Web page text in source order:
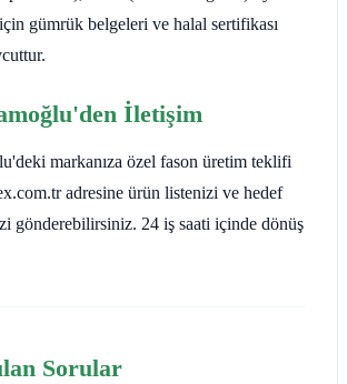
gümrük belgeleri ve halal sertifikası
İletişim
markanıza özel fason üretim teklifi
adresine ürün listenizi ve hedef
gönderebilirsiniz. 24 iş saati içinde dönüş
Sorular